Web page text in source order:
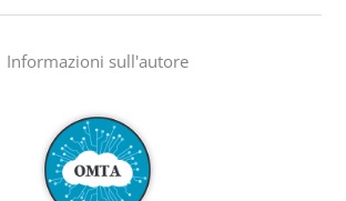
Informazioni sull'autore